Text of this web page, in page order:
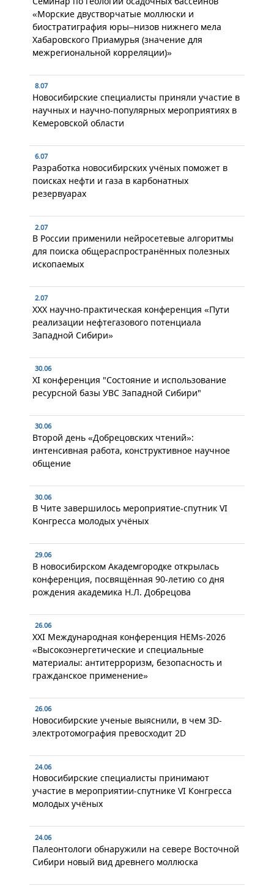
«Морские двустворчатые моллюски и
биостратиграфия юры–низов нижнего мела
Хабаровского Приамурья (значение для
межрегиональной корреляции)»
8.07
Новосибирские специалисты приняли участие в
научных и научно-популярных мероприятиях в
Кемеровской области
6.07
Разработка новосибирских учёных поможет в
поисках нефти и газа в карбонатных
резервуарах
2.07
В России применили нейросетевые алгоритмы
для поиска общераспространённых полезных
ископаемых
2.07
XXX научно-практическая конференция «Пути
реализации нефтегазового потенциала
Западной Сибири»
30.06
XI конференция "Состояние и использование
ресурсной базы УВС Западной Сибири"
30.06
Второй день «Добрецовских чтений»:
интенсивная работа, конструктивное научное
общение
30.06
В Чите завершилось мероприятие-спутник VI
Конгресса молодых учёных
29.06
В новосибирском Академгородке открылась
конференция, посвящённая 90-летию со дня
рождения академика Н.Л. Добрецова
26.06
XXI Международная конференция HEMs-2026
«Высокоэнергетические и специальные
материалы: антитерроризм, безопасность и
гражданское применение»
26.06
Новосибирские ученые выяснили, в чем 3D-
электротомография превосходит 2D
24.06
Новосибирские специалисты принимают
участие в мероприятии-спутнике VI Конгресса
молодых учёных
24.06
Палеонтологи обнаружили на севере Восточной
Сибири новый вид древнего моллюска